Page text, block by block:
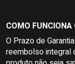
COMO
O Prazo de
reembolso integral